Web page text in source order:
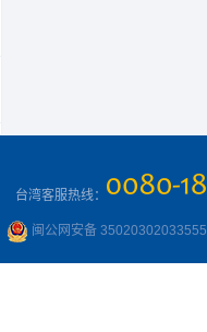
台湾客服热线：
闽公网安备